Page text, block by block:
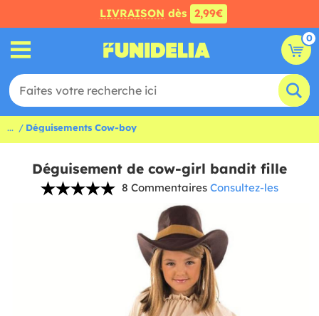
LIVRAISON dès 2,99€
0
... Déguisements Cow-boy
Déguisement de cow-girl bandit fille
8 Commentaires Consultez-les